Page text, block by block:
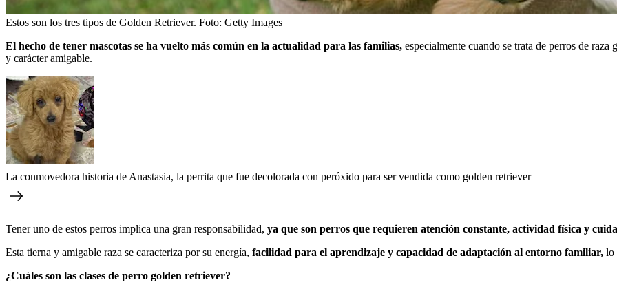
Estos son los tres tipos de Golden Retriever. Foto: Getty Images
El hecho de tener mascotas se ha vuelto más común en la actualidad para las familias, especialmente cuando se trata de perros de
y carácter amigable.
La conmovedora historia de Anastasia, la perrita que fue decolorada con peróxido para ser vendida como golden retriever
Tener uno de estos perros implica una gran responsabilidad, ya que son perros que requieren atención constante, actividad física y
Esta tierna y amigable raza se caracteriza por su energía, facilidad para el aprendizaje y capacidad de adaptación al entorno familiar, lo
¿Cuáles son las clases de perro golden retriever?